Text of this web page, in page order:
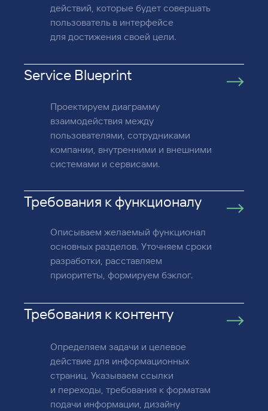
действий, которые будет совершать
пользователь в интерфейсе
для достижения своей цели.
Service Blueprint
Проектируем диаграмму
взаимодействия между
пользователями, сотрудниками
компании, внутренними и внешними
системами и сервисами.
Требования к функционалу
Описываем желаемый функционал
основных разделов. Уточняем сроки
разработки, расставляем
приоритеты, формируем бэклог.
Требования к контенту
Определяем задачи и целевое
действие для информационных
страниц. Указываем ссылки
и переходы, требования к форматам
подачи информации, дизайну